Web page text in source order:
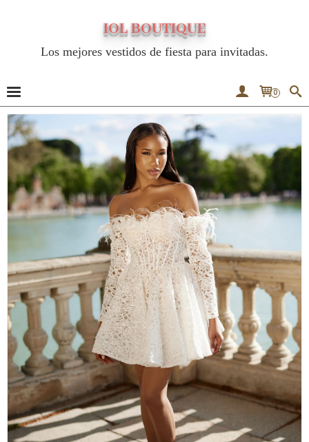
IOL BOUTIQUE
Los mejores vestidos de fiesta para invitadas.
0